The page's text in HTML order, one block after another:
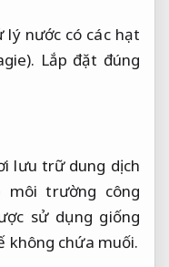
lý nước có các hạt
Lắp đặt đúng
lưu trữ dung dịch
môi trường công
sử dụng giống
không chứa muối.